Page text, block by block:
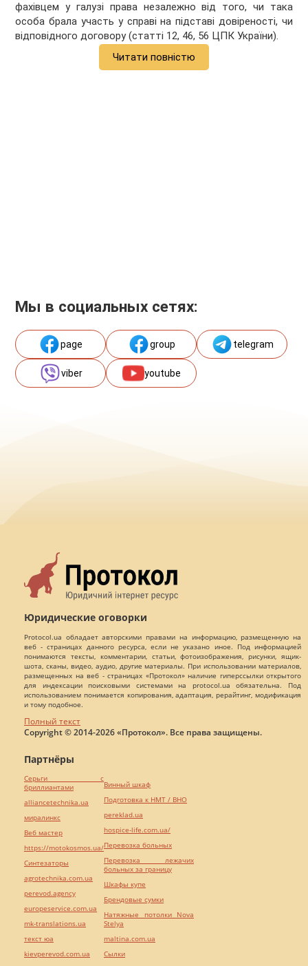
фахівцем у галузі права незалежно від того, чи така
особа брала участь у справі на підставі довіреності, чи
відповідного договору (статті 12, 46, 56 ЦПК України).
Читати повністю
Мы в социальных сетях:
page group telegram
viber youtube
Юридические оговорки
Protocol.ua обладает авторскими правами на информацию, размещенную на
веб - страницах данного ресурса, если не указано иное. Под информацией
понимаются тексты, комментарии, статьи, фотоизображения, рисунки, ящик-
шота, сканы, видео, аудио, другие материалы. При использовании материалов,
размещенных на веб - страницах «Протокол» наличие гиперссылки открытого
для индексации поисковыми системами на protocol.ua обязательна. Под
использованием понимается копирования, адаптация, рерайтинг, модификация
и тому подобное.
Полный текст
Copyright © 2014-2026 «Протокол». Все права защищены.
Партнёры
Серьги с
бриллиантами
alliancetechnika.ua
миралинкс
Веб мастер
https://motokosmos.ua/
Синтезаторы
agrotechnika.com.ua
perevod.agency
europeservice.com.ua
mk-translations.ua
текст юа
kievperevod.com.ua
Винный шкаф
Подготовка к НМТ / ВНО
pereklad.ua
hospice-life.com.ua/
Перевозка больных
Перевозка лежачих
больных за границу
Шкафы купе
Брендовые сумки
Натяжные потолки Nova
Stelya
maltina.com.ua
Cылки